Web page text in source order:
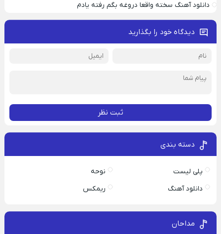
دانلود آهنگ سخته واقعا دروغه بگم رفته یادم
دیدگاه خود را بگذارید
ثبت نظر
دسته بندی
پلی لیست
نوحه
دانلود آهنگ
ریمکس
مداحان